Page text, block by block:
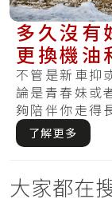
多久沒有
更換機油
讓機車保
不管是新車抑
論是青春妹或
夠陪伴你走得
察覺.....
了解更多
大家都在